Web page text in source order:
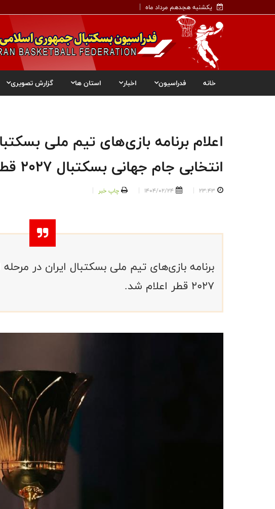
یکشنبه هجدهم مرداد ماه
خانه فدراسیون اخبار استان ها گزارش تصویری
اعلام برنامه بازی‌های تیم ملی
انتخابی جام جهانی بسکتبال ۲۰۲۷ قطر
23:43
1404/02/24 چاپ خبر
برنامه بازی‌های تیم ملی بسکتبال ایران در
۲۰۲۷ قطر اعلام شد.